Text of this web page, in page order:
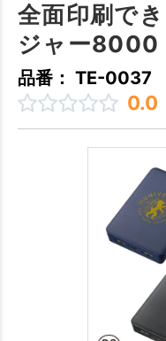
全面印刷で
ジャー
品番： TE-0037
0.0